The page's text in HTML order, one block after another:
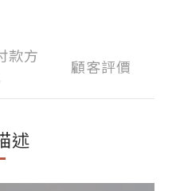
款方
顧客評價
述